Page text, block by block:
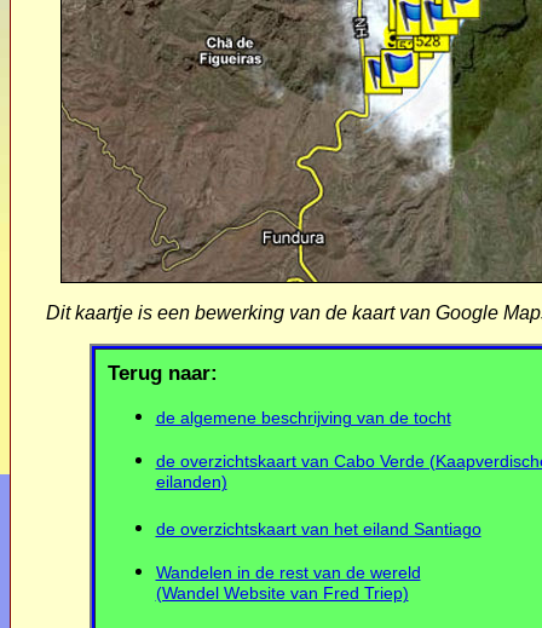
Dit kaartje is een bewerking van de kaart van Google
Terug naar:
de algemene beschrijving van de tocht
de overzichtskaart van Cabo Verde
eilanden)
de overzichtskaart van het eiland Santiago
Wandelen in de rest van de wereld
(Wandel Website van Fred Triep)